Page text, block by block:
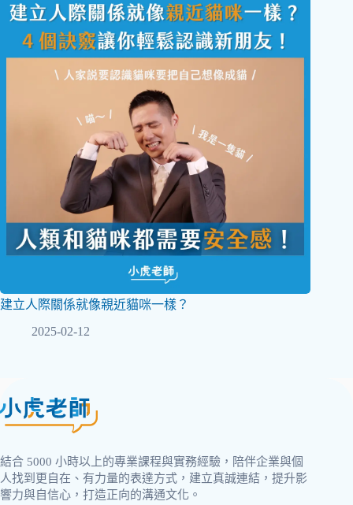
建立人際關係就像親近貓咪一樣？
2025-02-12
結合 5000 小時以上的專業課程與實務經驗，陪伴企業與個
人找到更自在、有力量的表達方式，建立真誠連結，提升影
響力與自信心，打造正向的溝通文化。